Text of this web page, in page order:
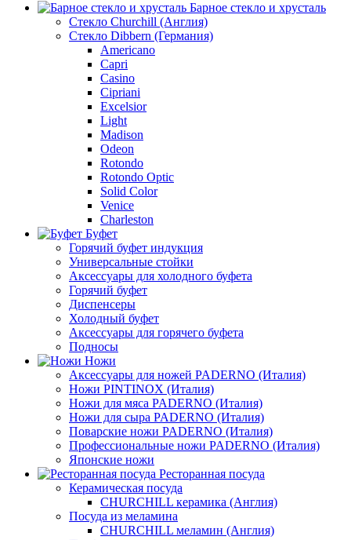
Барное стекло и хрусталь
Стекло Churchill (Англия)
Стекло Dibbern (Германия)
Americano
Capri
Casino
Cipriani
Excelsior
Light
Madison
Odeon
Rotondo
Rotondo Optic
Solid Color
Venice
Сharleston
Буфет
Горячий буфет индукция
Универсальные стойки
Аксессуары для холодного буфета
Горячий буфет
Диспенсеры
Холодный буфет
Аксессуары для горячего буфета
Подносы
Ножи
Аксессуары для ножей PADERNO (Италия)
Ножи PINTINOX (Италия)
Ножи для мяса PADERNO (Италия)
Ножи для сыра PADERNO (Италия)
Поварские ножи PADERNO (Италия)
Профессиональные ножи PADERNO (Италия)
Японские ножи
Ресторанная посуда
Керамическая посуда
CHURCHILL керамика (Англия)
Посуда из меламина
CHURCHILL меламин (Англия)